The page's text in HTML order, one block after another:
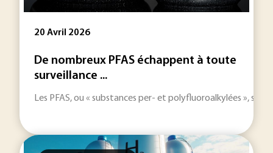
20 Avril 2026
De nombreux PFAS échappent à toute
surveillance ...
Les PFAS, ou « substances per- et polyfluoroalkylées »,